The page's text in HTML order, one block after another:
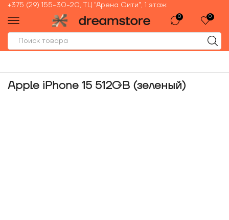
+375 (29) 155-30-20, ТЦ "Арена Сити", 1 этаж
0 0
Apple iPhone 15 512GB (зеленый)